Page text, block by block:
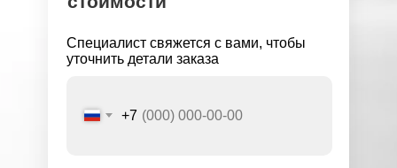
Специалист свяжется с вами, чтобы
уточнить детали заказа
+7